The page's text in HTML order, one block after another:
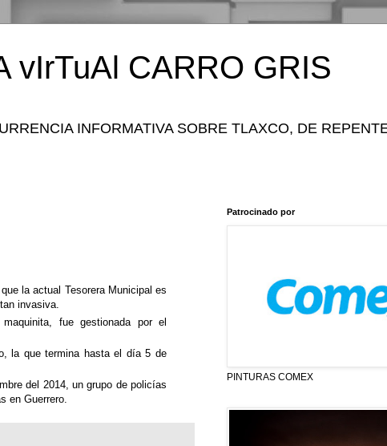
vIrTuAl CARRO GRIS
INFORMATIVA SOBRE TLAXCO, DE
la actual Tesorera Municipal es
invasiva.
fue gestionada por el
la que termina hasta el día 5 de
del 2014, un grupo de policías
en Guerrero.
Patrocinado por
PINTURAS COMEX